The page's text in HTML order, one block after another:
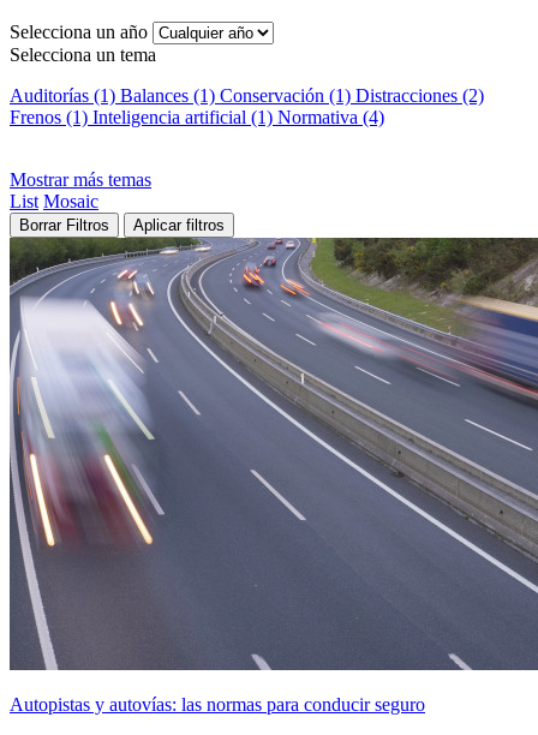
Selecciona un año
Selecciona un tema
Auditorías (1) Balances (1) Conservación (1) Distracciones (2)
Frenos (1) Inteligencia artificial (1) Normativa (4)
Mostrar más temas
List Mosaic
Borrar Filtros Aplicar filtros
Autopistas y autovías: las normas para conducir seguro